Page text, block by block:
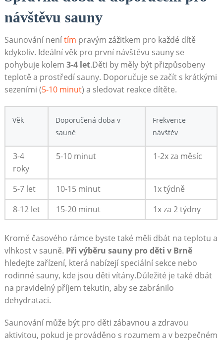
návštěvu sauny
Saunování⁤ není⁢tím pravým zážitkem pro ⁤každé dítě
kdykoliv. Ideální věk pro první návštěvu sauny se
pohybuje kolem 3-4 let.Děti by měly být přizpůsobeny
teplotě a prostředí sauny. ‍Doporučuje se začít s⁢ krátkými
sezeními ‌(5-10 minut) a sledovat reakce dítěte.
Věk
Doporučená doba v
sauně
Frekvence
návštěv
3-4
roky
5-10 minut 1-2x za měsíc
5-7 let 10-15⁤ minut
1x týdně
8-12 let
15-20 minut 1x za 2 týdny
Kromě časového ⁣rámce byste také měli dbát na ⁤teplotu ⁢a
vlhkost​ v sauně. Při výběru sauny pro děti v Brně
hledejte zařízení, která nabízejí speciální sekce nebo
rodinné sauny, kde jsou děti vítány.Důležité ‍je také dbát
na pravidelný ‍příjem tekutin, aby se ‌zabránilo
dehydrataci.
Saunování může být pro děti zábavnou a zdravou
aktivitou, pokud je ⁢prováděno s ⁣rozumem a v bezpečném